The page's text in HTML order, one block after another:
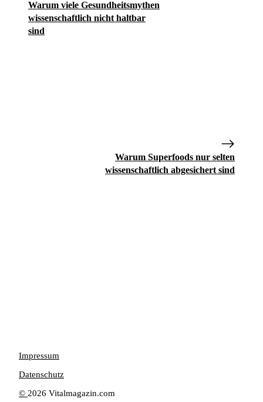
Warum viele Gesundheitsmythen
wissenschaftlich nicht haltbar
sind
Warum Superfoods nur selten
wissenschaftlich abgesichert sind
© 2026 Vitalmagazin.com
Impressum
Datenschutz